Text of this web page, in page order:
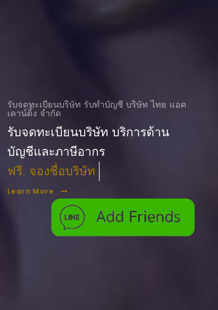
รับจดทะเบียนบริษัท รับทําบัญชี บริษัท ไทย แอค
เคาน์ติ้ง จำกัด
รับจดทะเบียนบริษัท บริการด้าน
บัญชีและภาษีอากร
ฟรี. จองชื่อบริษัท
Learn More